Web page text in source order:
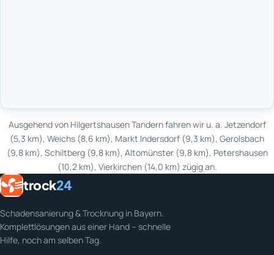
Ausgehend von Hilgertshausen Tandern fahren wir u. a. Jetzendorf
(5,3 km), Weichs (8,6 km), Markt Indersdorf (9,3 km), Gerolsbach
(9,8 km), Schiltberg (9,8 km), Altomünster (9,8 km), Petershausen
(10,2 km), Vierkirchen (14,0 km) zügig an.
trock24
Schadensanierung & Trocknung in Bayern.
Komplettlösungen aus einer Hand – schnelle
Hilfe, noch am selben Tag.